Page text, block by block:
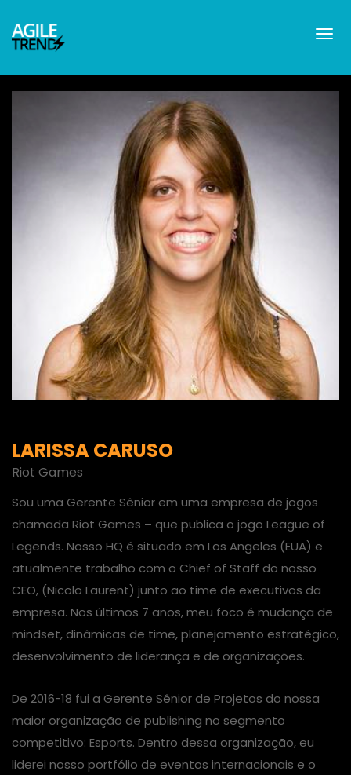
LARISSA CARUSO
Riot Games
Sou uma Gerente Sênior em uma empresa de jogos
chamada Riot Games – que publica o jogo League of
Legends. Nosso HQ é situado em Los Angeles (EUA) e
atualmente trabalho com o Chief of Staff do nosso
CEO, (Nicolo Laurent) junto ao time de executivos da
empresa. Nos últimos 7 anos, meu foco é mudança de
mindset, dinâmicas de time, planejamento estratégico,
desenvolvimento de liderança e de organizações.
De 2016-18 fui a Gerente Sênior de Projetos do nossa
maior organização de publishing no segmento
competitivo: Esports. Dentro dessa organização, eu
liderei nosso portfólio de eventos internacionais e o